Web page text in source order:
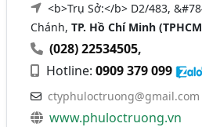
<b>Trụ Sở:</b> D2/483,
Chánh,TP. Hồ Chí Minh
(028) 22534505,
Hotline:0909 379 099
ctyphuloctruong@gmail.com
www.phuloctruong.vn